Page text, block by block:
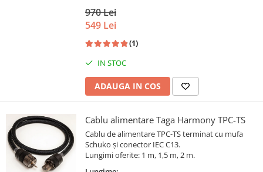
970 Lei
549 Lei
(1)
IN STOC
ADAUGA IN COS
Cablu alimentare Taga Harmony TPC-TS
Cablu de alimentare TPC-TS terminat cu mufa
Schuko și conector IEC C13.
Lungimi oferite: 1 m, 1,5 m, 2 m.